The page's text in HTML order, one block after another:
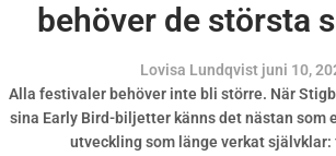
behöver de största
Lovisa Lundqvist juni 10,
Alla festivaler behöver inte bli större. När
sina Early Bird-biljetter känns det nästan som
utveckling som länge verkat självklar: